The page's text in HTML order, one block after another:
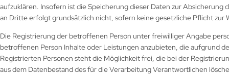
aufzuklären. Insofern ist die Speicherung dieser Daten zur
an Dritte erfolgt grundsätzlich nicht, sofern keine gesetzliche Pflicht
Die Registrierung der betroffenen Person unter freiwilliger Angabe
betroffenen Person Inhalte oder Leistungen anzubieten, die aufgrund
Registrierten Personen steht die Möglichkeit frei, die bei der
aus dem Datenbestand des für die Verarbeitung Verantwortlichen